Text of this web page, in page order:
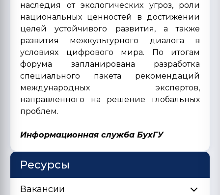
наследия от экологических угроз, роли
национальных ценностей в достижении
целей устойчивого развития, а также
развития межкультурного диалога в
условиях цифрового мира. По итогам
форума запланирована разработка
специального пакета рекомендаций
международных экспертов,
направленного на решение глобальных
проблем.
Информационная служба БухГУ
Ресурсы
Вакансии